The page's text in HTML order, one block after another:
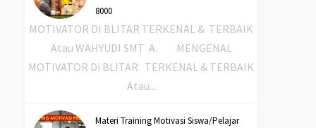
8000
MOTIVATOR DI BLITAR TERKENAL & TERBAIK
Atau WAHYUDI SMT A. MENGENAL
MOTIVATOR Di BLITAR TERKENAL & TERBAIK
Atau...
Materi Training Motivasi Siswa/Pelajar